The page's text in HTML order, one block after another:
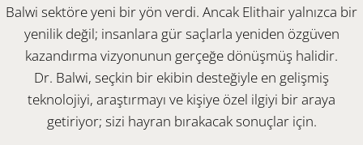
Balwi sektöre yeni bir yön verdi. Ancak Elithair yalnızca bir
yenilik değil; insanlara gür saçlarla yeniden özgüven
kazandırma vizyonunun gerçeğe dönüşmüş halidir.
Dr. Balwi, seçkin bir ekibin desteğiyle en gelişmiş
teknolojiyi, araştırmayı ve kişiye özel ilgiyi bir araya
getiriyor; sizi hayran bırakacak sonuçlar için.